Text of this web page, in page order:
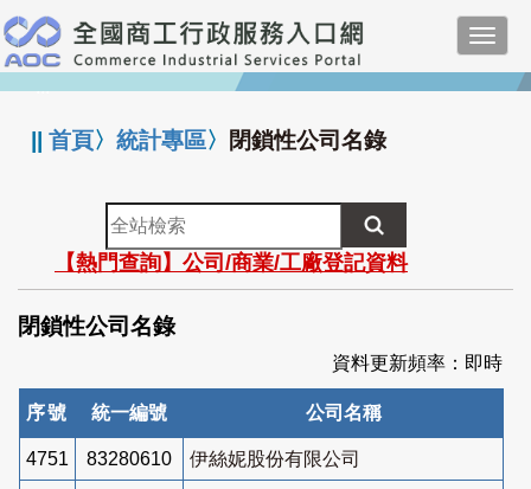
跳
到
主
要
:::
||首頁〉統計專區〉 閉鎖性公司名錄
全
站
檢
索
【熱門查詢】公司/商業/工廠登記資料
閉鎖性公司名錄
資料更新頻率：即時
序號 統一編號 公司名稱
4751 83280610 伊絲妮股份有限公司